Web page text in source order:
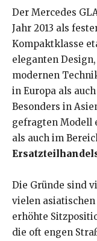
Der Mercedes
Jahr 2013 als
Kompaktklasse
eleganten
modernen
in Europa als
Besonders in
gefragten Modell
als auch im
Die Gründe sind
vielen
erhöhte
die oft engen